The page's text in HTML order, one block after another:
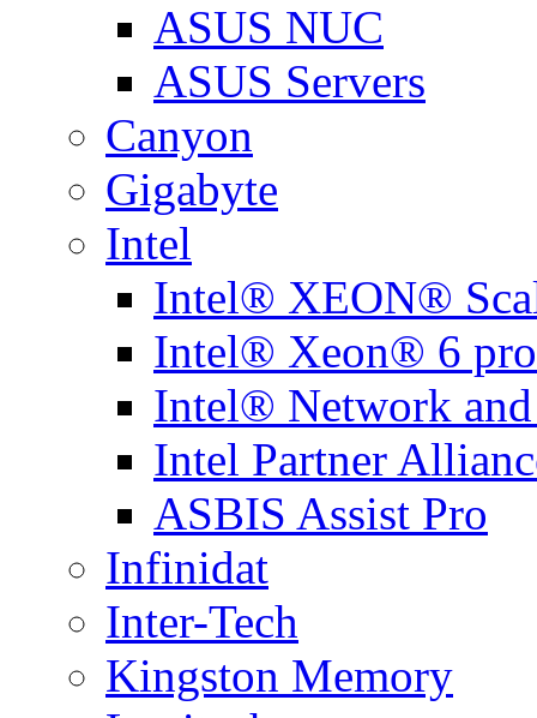
ASUS NUC
ASUS Servers
Canyon
Gigabyte
Intel
Intel® XEON®
Intel® Xeon® 6
Intel® Network
Intel Partner
ASBIS Assist Pro
Infinidat
Inter-Tech
Kingston Memory